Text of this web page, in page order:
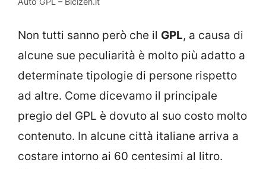
Non tutti sanno però che il GPL, a causa di
alcune sue peculiarità è molto più adatto a
determinate tipologie di persone rispetto
ad altre. Come dicevamo il principale
pregio del GPL è dovuto al suo costo molto
contenuto. In alcune città italiane arriva a
costare intorno ai 60 centesimi al litro.